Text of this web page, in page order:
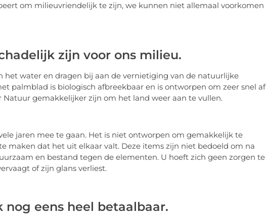
om milieuvriendelijk te zijn, we kunnen niet allemaal voorkomen
zijn voor ons milieu.
het water en dragen bij aan de vernietiging van de natuurlijke
palmblad is biologisch afbreekbaar en is ontworpen om zeer snel af
Natuur gemakkelijker zijn om het land weer aan te vullen.
jaren mee te gaan. Het is niet ontworpen om gemakkelijk te
maken dat het uit elkaar valt. Deze items zijn niet bedoeld om na
en bestand tegen de elementen. U hoeft zich geen zorgen te
of zijn glans verliest.
nog eens heel betaalbaar.